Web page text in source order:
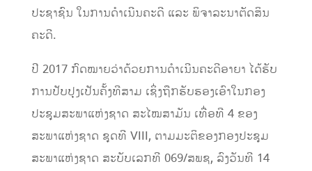
ປະຊາຊົນ ໃນການດໍາເນີນຄະດີ ແລະ ພິຈາລະນາຕັດສິນ
ຄະດີ.
ປີ 2017 ກົດໝາຍວ່າດ້ວຍການດໍາເນີນຄະດີອາຍາ ໄດ້ຮັບ
ການປັບປຸງເປັນຄັ້ງທີສາມ ເຊິ່ງຖືກຮັບຮອງເອົາໃນກອງ
ປະຊຸມສະພາແຫ່ງຊາດ ສະໄໝສາມັນ ເທື່ອທີ 4 ຂອງ
ສະພາແຫ່ງຊາດ ຊຸດທີ VIII, ຕາມມະຕິຂອງກອງປະຊຸມ
ສະພາແຫ່ງຊາດ ສະບັບເລກທີ 069/ສພຊ, ລົງວັນທີ 14